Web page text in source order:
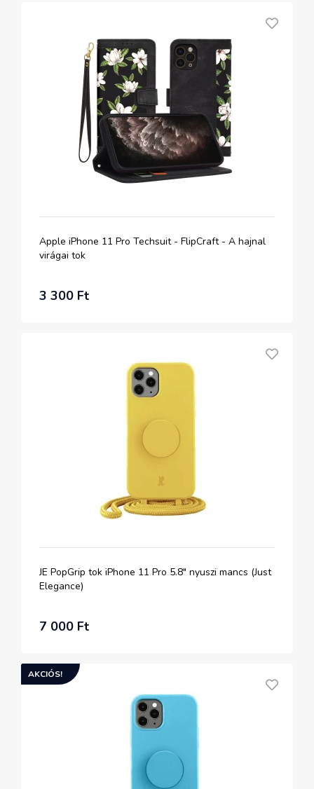
Apple iPhone 11 Pro Techsuit - FlipCraft - A hajnal
virágai tok
3 300 Ft
JE PopGrip tok iPhone 11 Pro 5.8" nyuszi mancs (Just
Elegance)
7 000 Ft
AKCIÓS!